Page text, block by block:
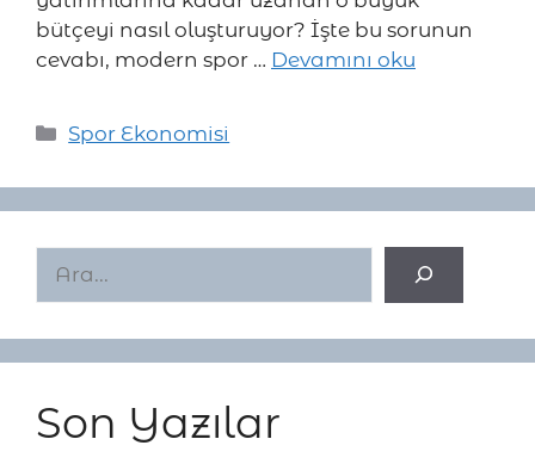
bütçeyi nasıl oluşturuyor? İşte bu sorunun
cevabı, modern spor … Devamını oku
Kategoriler
Spor Ekonomisi
Son Yazılar